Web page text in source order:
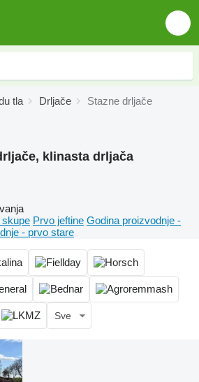
tla Drljače Stazne drljače
klinasta drljača
skupe Prvo jeftine Godina proizvodnje -
- prvo stare
Sve